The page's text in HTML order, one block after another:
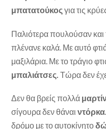
μπατατούκος για τις
Παλιότερα πουλούσαν και
πλένανε καλά. Με αυτό
μαξιλάρια. Με το τράγιο
μπαλιάτσες. Τώρα δεν
Δεν θα βρείς πολλά
σίγουρα δεν θάναιντόρκα.
δρόμο με το αυτοκίνητο